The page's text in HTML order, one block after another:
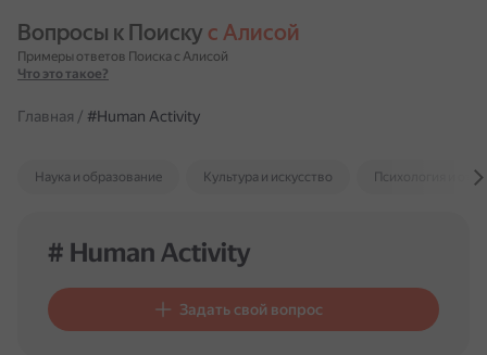
Вопросы к Поиску с Алисой
Примеры ответов Поиска с Алисой
Что это такое?
Главная / #Human Activity
Наука и образование Культура и искусство Психология и
# Human Activity
Задать свой вопрос